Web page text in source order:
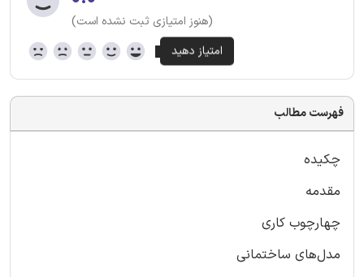
(هنوز امتیازی ثبت نشده است)
فهرست مطالب
چکیده
مقدمه
چهارچوب کاری
مدل‌های ساختمانی